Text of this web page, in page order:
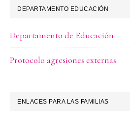
DEPARTAMENTO EDUCACIÓN
Departamento de Educación
Protocolo agresiones externas
ENLACES PARA LAS FAMILIAS